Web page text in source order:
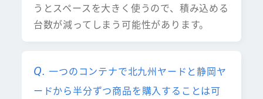
うとスペースを大きく使うので、積み込める
台数が減ってしまう可能性があります。
一つのコンテナで北九州ヤードと静岡ヤ
ードから半分ずつ商品を購入することは可